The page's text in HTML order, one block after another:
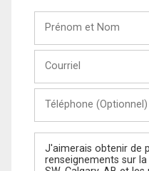
Nom
(Optionnel)
Message